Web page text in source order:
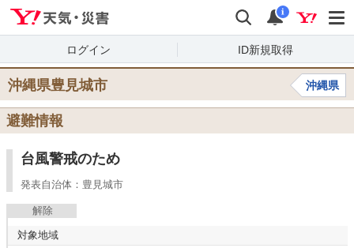
検索 通知
i
ログイン ID新規取得
沖縄県豊見城市 沖縄県
避難情報
台風警戒のため
発表自治体：豊見城市
解除
対象地域